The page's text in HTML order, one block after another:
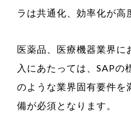
ラは共通化、効率化が高
医薬品、医療機器業界に
入にあたっては、SAPの
のような業界固有要件を
備が必須となります。